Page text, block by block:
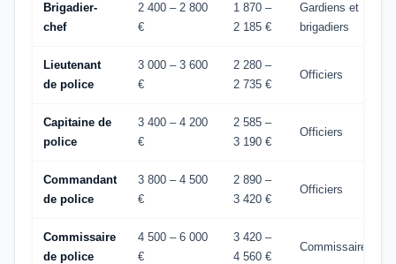
Brigadier-
chef
2 400 – 2 800
€
1 870 –
2 185 €
Gardiens et
brigadiers
Lieutenant
de police
3 000 – 3 600
€
2 280 –
2 735 €
Officiers
Capitaine de
police
3 400 – 4 200
€
2 585 –
3 190 €
Officiers
Commandant
de police
3 800 – 4 500
€
2 890 –
3 420 €
Officiers
Commissaire
de police
4 500 – 6 000
€
3 420 –
4 560 €
Commissaires